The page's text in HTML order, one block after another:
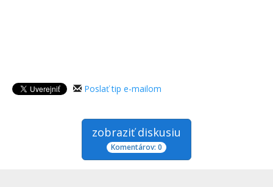
Poslať tip e-mailom
zobraziť diskusiu
Komentárov: 0